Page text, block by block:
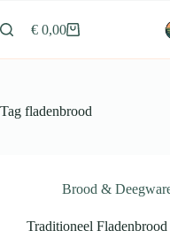
naar
de
Winkelwagen
€ 0,00
Tag fladenbrood
Brood &
Traditioneel